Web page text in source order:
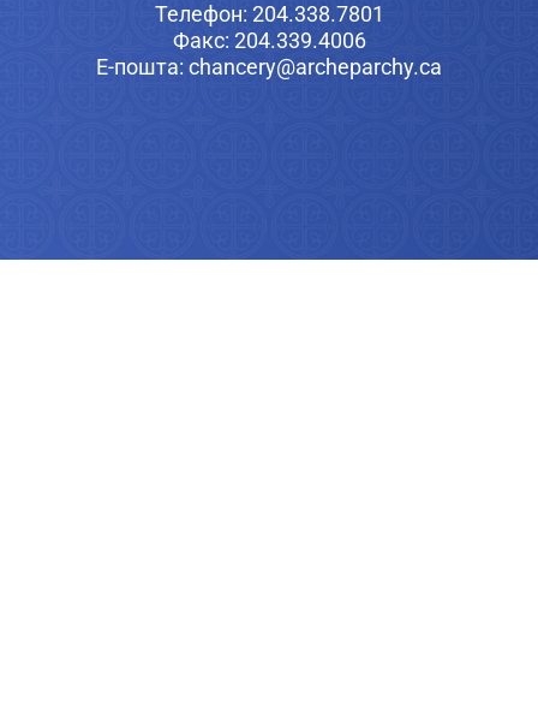
Телефон: 204.338.7801
Факс: 204.339.4006
Е-пошта: chancery@archeparchy.ca